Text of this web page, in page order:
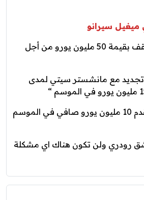
سيرانو
” ريال مدريد حدد سقف بقيمة 50 مليون يورو من أجل
مع مانشستر سيتي لمدى
” اما ريال مدريد سيقدم 10 مليون يورو صافي في الموسم
رودري ولن تكون هناك اي مشكلة